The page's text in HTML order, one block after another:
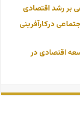
بر رشد اقتصادی
درکارآفرینی
اقتصادی در